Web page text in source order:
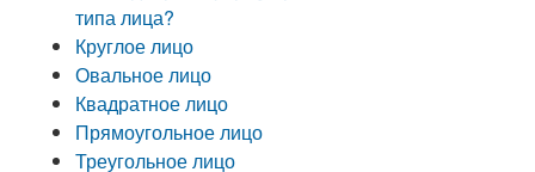
типа лица?
Круглое лицо
Овальное лицо
Квадратное лицо
Прямоугольное лицо
Треугольное лицо